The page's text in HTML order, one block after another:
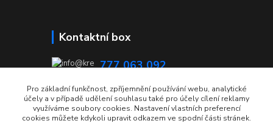
Kontaktní box
777 063 092
info@krecmer.cz
Pro základní funkčnost, zpříjemnění používání webu, analytické
účely a v případě udělení souhlasu také pro účely cílení reklamy
využíváme soubory cookies. Nastavení vlastních preferencí
cookies můžete kdykoli upravit odkazem ve spodní části stránek.